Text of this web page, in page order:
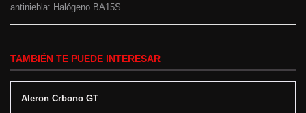
antiniebla: Halógeno BA15S
TAMBIÉN TE PUEDE INTERESAR
Aleron Crbono GT